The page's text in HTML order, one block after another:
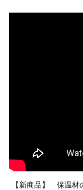
【新商品】 保温材